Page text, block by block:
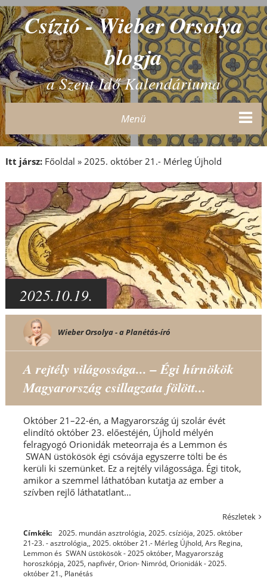
Csízió - Wieber Orsolya
blogja
a Szent Idő Kalendáriuma
Menü
Itt jársz: Főoldal » 2025. október 21.- Mérleg Újhold
2025.10.19.
Wieber Orsolya - a Planétás-író
A rejtély világossága... – Égi hírnökök
Magyarország csillagzata fölött...
Október 21–22-én, a Magyarország új szolár évét
elindító október 23. előestéjén, Újhold mélyén
felragyogó Orionidák meteorraja és a Lemmon és
SWAN üstökösök égi csóvája egyszerre tölti be és
kerüli ki szemünket. Ez a rejtély világossága. Égi titok,
amikor a szemmel láthatóban kutatja az ember a
szívben rejlő láthatatlant...
Részletek
Címkék: 2025. mundán asztrológia, 2025. csíziója, 2025. október
21-23. - asztrológia,, 2025. október 21.- Mérleg Újhold, Ars Regina,
Lemmon és SWAN üstökösök - 2025 október, Magyarország
horoszkópja, 2025, napfivér, Orion- Nimród, Orionidák - 2025.
október 21., Planétás